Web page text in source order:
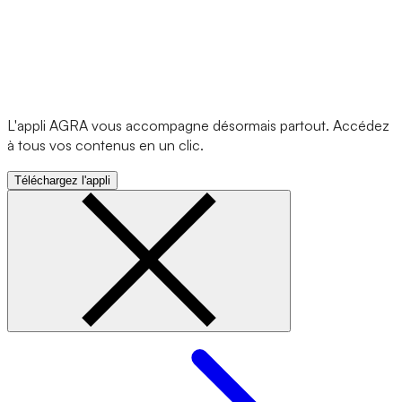
L'appli AGRA vous accompagne désormais partout. Accédez
à tous vos contenus en un clic.
Téléchargez l'appli